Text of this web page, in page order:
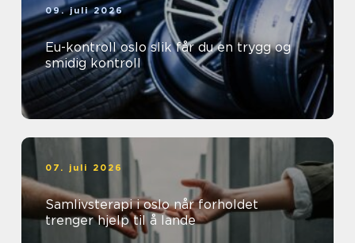
09. juli 2026
Eu-kontroll oslo slik får du en trygg og
smidig kontroll
07. juli 2026
Samlivsterapi i oslo når forholdet
trenger hjelp til å lande